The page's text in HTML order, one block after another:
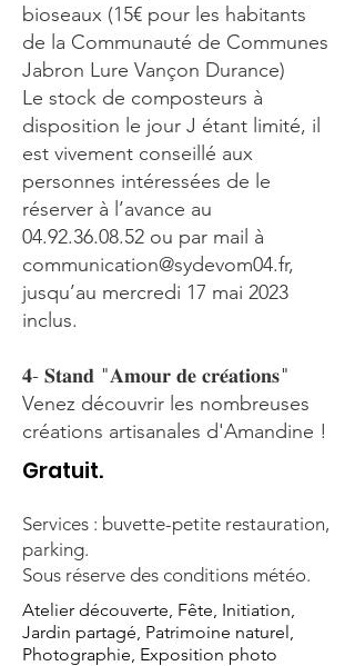
bioseaux (15€ pour les habitants
de la Communauté de Communes
Jabron Lure Vançon Durance)
Le stock de composteurs à
disposition le jour J étant limité, il
est vivement conseillé aux
personnes intéressées de le
réserver à l’avance au
04.92.36.08.52 ou par mail à
communication@sydevom04.fr,
jusqu’au mercredi 17 mai 2023
inclus.
𝟒- 𝐒𝐭𝐚𝐧𝐝 "𝐀𝐦𝐨𝐮𝐫 𝐝𝐞 𝐜𝐫𝐞́𝐚𝐭𝐢𝐨𝐧𝐬"
Venez découvrir les nombreuses
créations artisanales d'Amandine !
Gratuit.
Services : buvette-petite restauration,
parking.
Sous réserve des conditions météo.
Atelier découverte, Fête, Initiation,
Jardin partagé, Patrimoine naturel,
Photographie, Exposition photo